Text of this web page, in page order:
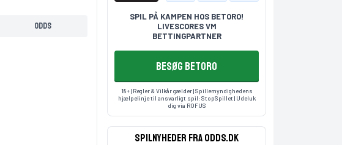
Odds
SPIL PÅ KAMPEN HOS BETORO!
LIVESCORES VM
BETTINGPARTNER
BESØG BETORO
18+ | Regler & Vilkår gælder | Spillemyndighedens
hjælpelinje til ansvarligt spil:StopSpillet | Udeluk
dig via ROFUS
Spilnyheder fra odds.dk